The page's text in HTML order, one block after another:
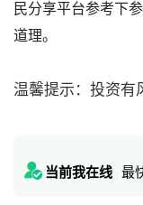
民分享平台参考下
道理。
温馨提示：投资有
当前我在线 最